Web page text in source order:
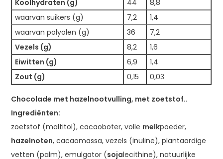
Koolhydraten (g) 44
8,8
waarvan suikers (g)
7,2
1,4
waarvan polyolen (g)
36
7,2
Vezels (g)
8,2
1,6
Eiwitten (g)
6,9
1,4
Zout (g)
0,15 0,03
Chocolade met hazelnootvulling, met zoetstof..
Ingrediënten:
zoetstof (maltitol), cacaoboter, volle melkpoeder,
hazelnoten, cacaomassa, vezels (inuline), plantaardige
vetten (palm), emulgator (sojalecithine), natuurlijke